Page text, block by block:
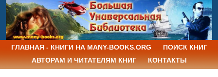
ГЛАВНАЯ - КНИГИ НА MANY-BOOKS.ORG
ПОИСК КНИГ
АВТОРАМ И ЧИТАТЕЛЯМ КНИГ
КОНТАКТЫ